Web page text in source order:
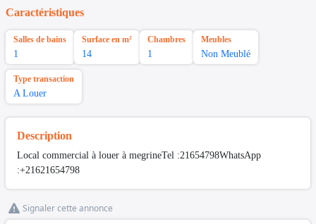
Caractéristiques
Salles de bains
1
Surface en m²
14
Chambres
1
Meubles
Non Meublé
Type transaction
A Louer
Description
Local commercial à louer à megrineTel :21654798WhatsApp
:+21621654798
Signaler cette annonce